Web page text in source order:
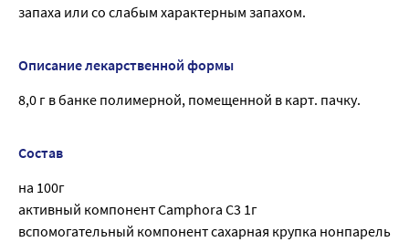
запаха или со слабым характерным запахом.
Описание лекарственной формы
8,0 г в банке полимерной, помещенной в карт. пачку.
Состав
на 100г
активный компонент Camphora C3 1г
вспомогательный компонент сахарная крупка нонпарель